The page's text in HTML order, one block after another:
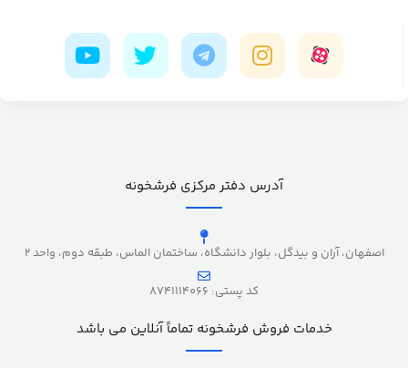
آدرس دفتر مرکزی فرشخونه
اصفهان، آران و بیدگل، بلوار دانشگاه، ساختمان الماس، طبقه دوم، واحد 2
کد پستی: 8741114066
خدمات فروش فرشخونه تماماً آنلاین می باشد